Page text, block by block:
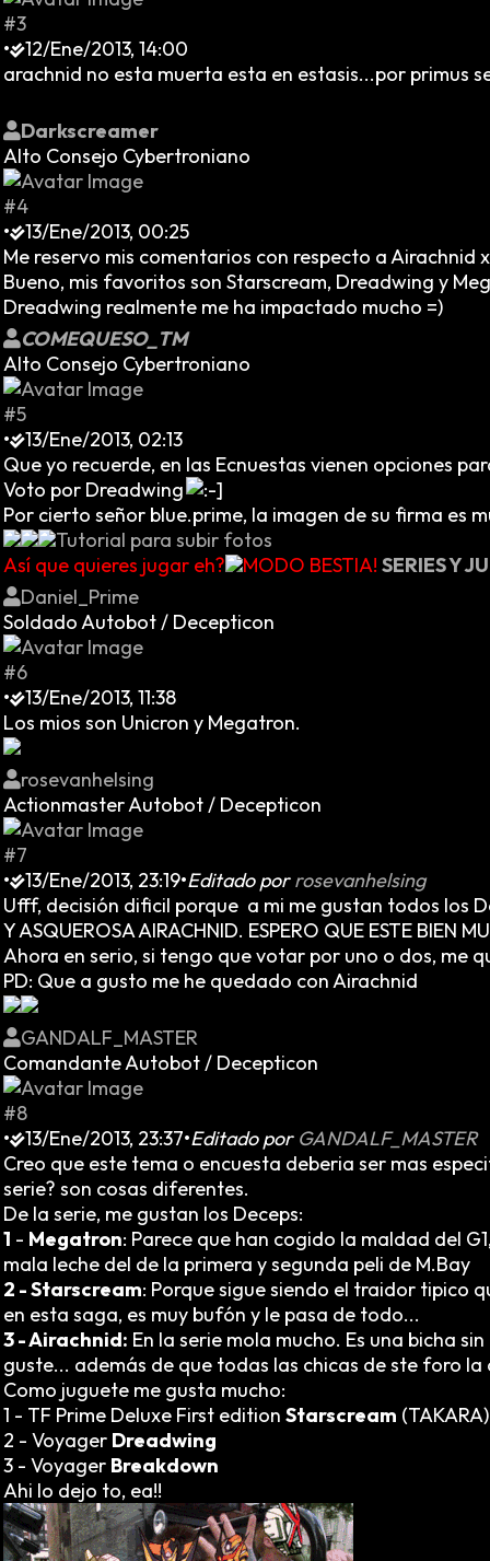
#3
•
12/Ene/2013, 14:00
arachnid no esta muerta esta en estasis...por primus
Darkscreamer
Alto Consejo Cybertroniano
#4
•
13/Ene/2013, 00:25
Me reservo mis comentarios con respecto a Airachnid
Bueno, mis favoritos son Starscream, Dreadwing y
Dreadwing realmente me ha impactado mucho =)
COMEQUESO_TM
Alto Consejo Cybertroniano
#5
•
13/Ene/2013, 02:13
Que yo recuerde, en las Ecnuestas vienen opciones
Voto por Dreadwing
Por cierto señor blue.prime, la imagen de su firma es
Tutorial para subir fotos
Así que quieres jugar eh?
MODO BESTIA! SERIES Y
Daniel_Prime
Soldado Autobot / Decepticon
#6
•
13/Ene/2013, 11:38
Los mios son Unicron y Megatron.
rosevanhelsing
Actionmaster Autobot / Decepticon
#7
•
13/Ene/2013, 23:19•Editado porrosevanhelsing
Ufff, decisión dificil porque a mi me gustan todos los
Y ASQUEROSA AIRACHNID. ESPERO QUE ESTE BIEN
Ahora en serio, si tengo que votar por uno o dos, me
PD: Que a gusto me he quedado con Airachnid
GANDALF_MASTER
Comandante Autobot / Decepticon
#8
•
13/Ene/2013, 23:37•Editado por GANDALF_MASTER
Creo que este tema o encuesta deberia ser mas
serie? son cosas diferentes.
De la serie, me gustan los Deceps:
1 - Megatron: Parece que han cogido la maldad del
mala leche del de la primera y segunda peli de M.Bay
2 - Starscream: Porque sigue siendo el traidor tipico
en esta saga, es muy bufón y le pasa de todo...
3 - Airachnid: En la serie mola mucho. Es una bicha
guste... además de que todas las chicas de ste foro
Como juguete me gusta mucho:
1 - TF Prime Deluxe First edition Starscream (TAKARA)
2 - Voyager Dreadwing
3 - Voyager Breakdown
Ahi lo dejo to, ea!!